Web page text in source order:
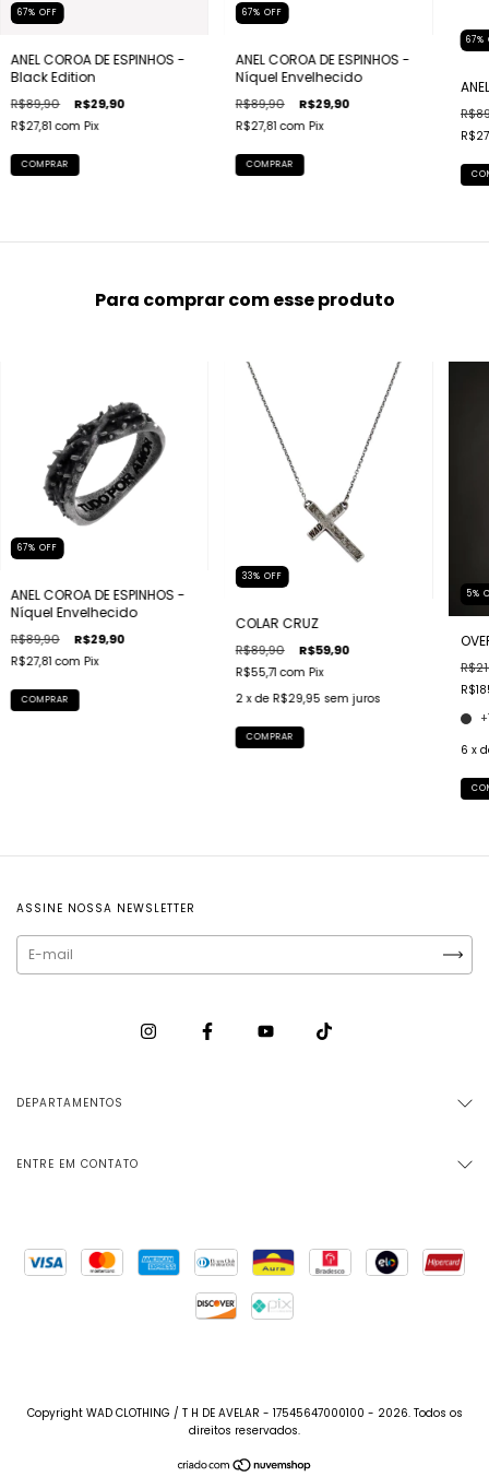
67% OFF
ANEL COROA DE ESPINHOS -
Black Edition
R$89,90 R$29,90
R$27,81com Pix
COMPRAR
67% OFF
ANEL COROA DE ESPINHOS -
Níquel Envelhecido
R$89,90 R$29,90
R$27,81com Pix
COMPRAR
67%
Para comprar com esse produto
67% OFF
ANEL COROA DE ESPINHOS -
Níquel Envelhecido
R$89,90 R$29,90
R$27,81com Pix
COMPRAR
33% OFF
COLAR CRUZ
R$89,90 R$59,90
R$55,71com Pix
2 x de R$29,95 sem juros
COMPRAR
5%
6 x
ASSINE NOSSA NEWSLETTER
DEPARTAMENTOS
ENTRE EM CONTATO
Copyright WAD CLOTHING / T H DE AVELAR - 17545647000100 - 2026. Todos os
direitos reservados.